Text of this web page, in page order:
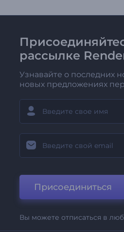
рассылке
Узнавайте о последних
новых предложениях
Присоединиться
Вы можете отписаться в